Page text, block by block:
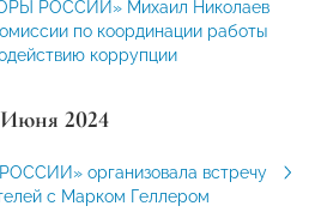
РОССИИ» Михаил Николаев
по координации работы
коррупции
2024
организовала встречу
с Марком Геллером